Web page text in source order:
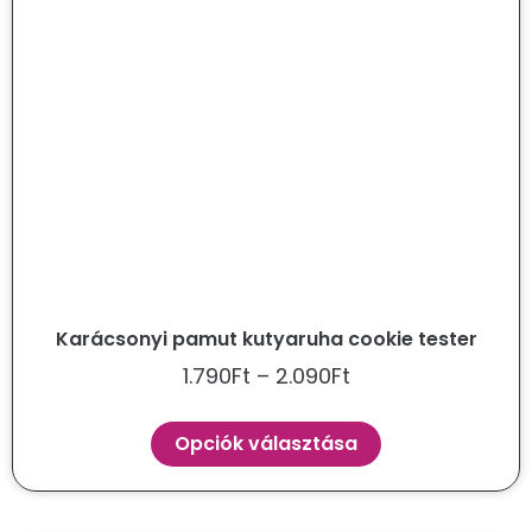
Karácsonyi pamut kutyaruha cookie tester
1.790Ft – 2.090Ft
Opciók választása